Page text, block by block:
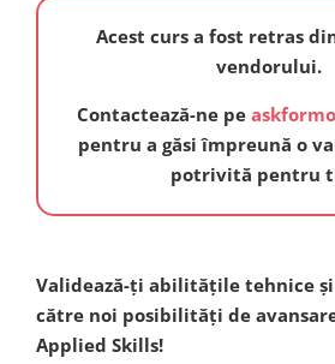
Acest curs a fost retras
vendorului.
Contactează-ne pe
pentru a găsi împreună o
potrivită pentru
Validează-ți abilitățile tehnice și
către noi posibilități de
Applied Skills!